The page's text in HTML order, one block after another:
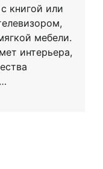
книгой или
мебели.
интерьера,